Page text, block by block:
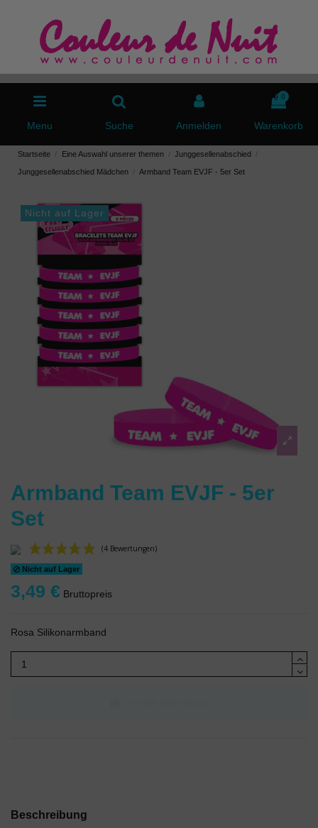
Menu Suche Anmelden
0
Warenkorb
Startseite Eine Auswahl unserer themen Junggesellenabschied
Junggesellenabschied Mädchen Armband Team EVJF - 5er Set
Nicht auf Lager
Armband Team EVJF - 5er
Set
Nicht auf Lager
3,49 € Bruttopreis
Rosa Silikonarmband
Beschreibung